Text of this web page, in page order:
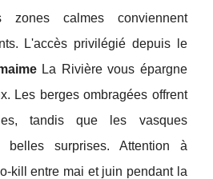
zones calmes conviennent
L'accès privilégié depuis le
La Rivière vous épargne
Les berges ombragées offrent
tandis que les vasques
belles surprises. Attention à
kill entre mai et juin pendant la